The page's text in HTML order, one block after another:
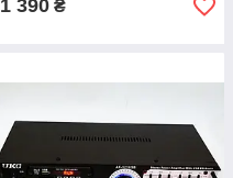
1 390 ₴